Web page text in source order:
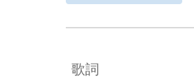
歌詞